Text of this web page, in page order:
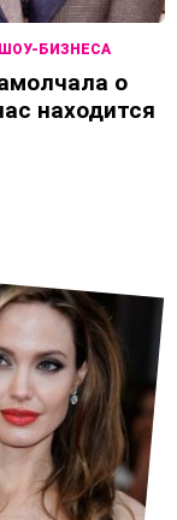
БИЗНЕСА
о
находится